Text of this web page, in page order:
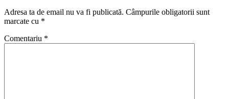
Adresa ta de email nu va fi publicată. Câmpurile obligatorii sunt
marcate cu *
Comentariu *